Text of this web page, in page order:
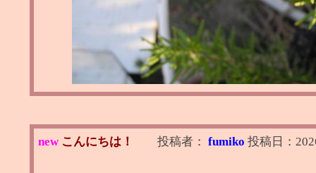
new こんにちは！ 投稿者： fumiko 投稿日：